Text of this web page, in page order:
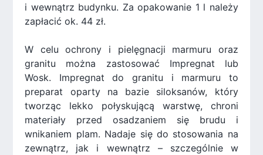
i wewnątrz budynku. Za opakowanie 1 l należy
zapłacić ok. 44 zł.
W celu ochrony i pielęgnacji marmuru oraz
granitu można zastosować Impregnat lub
Wosk. Impregnat do granitu i marmuru to
preparat oparty na bazie siloksanów, który
tworząc lekko połyskującą warstwę, chroni
materiały przed osadzaniem się brudu i
wnikaniem plam. Nadaje się do stosowania na
zewnątrz, jak i wewnątrz – szczególnie w